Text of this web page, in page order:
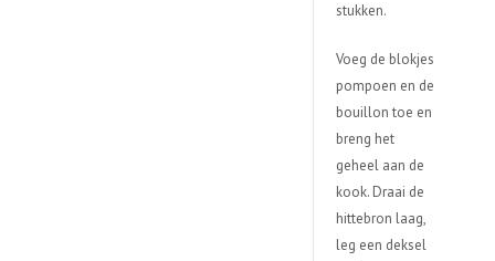
stukken.
Voeg de blokjes
pompoen en de
bouillon toe en
breng het
geheel aan de
kook. Draai de
hittebron laag,
leg een deksel